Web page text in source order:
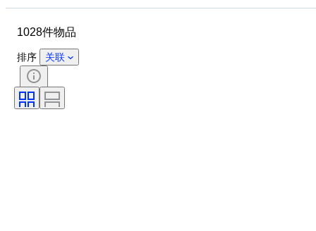
时期
款式
装订
颜色
出售者
1028件物品
排序 关联